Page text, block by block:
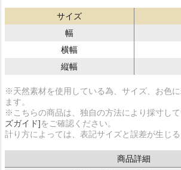
サイズ
幅
横幅
縦幅
※天然素材を使用している為、サイズ、お色
ます。
※こちらの商品は、独自の方法により採寸し
ズガイド]をご確認ください。
計り方によっては、表記サイズと誤差が生じる
商品詳細